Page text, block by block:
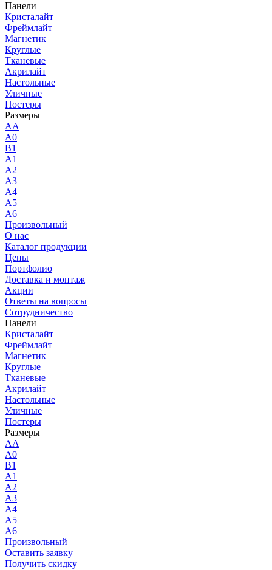
Панели
Кристалайт
Фреймлайт
Магнетик
Круглые
Тканевые
Акрилайт
Настольные
Уличные
Постеры
Размеры
AA
A0
B1
A1
A2
A3
A4
A5
A6
Произвольный
О нас
Каталог продукции
Цены
Портфолио
Доставка и монтаж
Акции
Ответы на вопросы
Сотрудничество
Панели
Кристалайт
Фреймлайт
Магнетик
Круглые
Тканевые
Акрилайт
Настольные
Уличные
Постеры
Размеры
AA
A0
B1
A1
A2
A3
A4
A5
A6
Произвольный
Оставить заявку
Получить скидку